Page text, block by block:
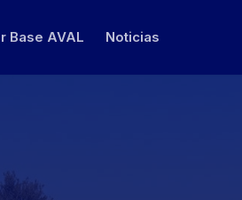
Base AVAL Noticias